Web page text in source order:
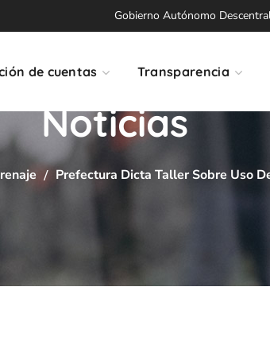
Gobierno Autónomo
de cuentas Transparencia
Noticias
Prefectura Dicta Taller Sobre Uso